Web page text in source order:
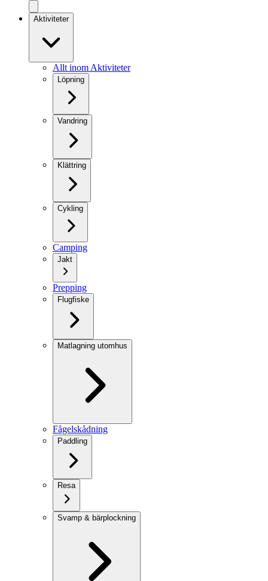
Aktiviteter
Allt inom Aktiviteter
Löpning
Vandring
Klättring
Cykling
Camping
Jakt
Prepping
Flugfiske
Matlagning utomhus
Fågelskådning
Paddling
Resa
Svamp & bärplockning